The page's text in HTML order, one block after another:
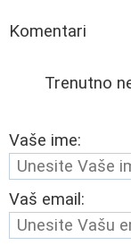
Komentari
Trenutno
Vaše ime:
Vaš email: